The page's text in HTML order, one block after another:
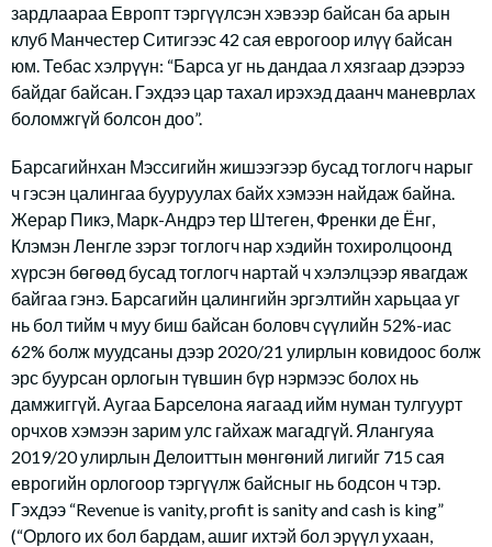
зардлаараа Европт тэргүүлсэн хэвээр байсан ба арын
клуб Манчестер Ситигээс 42 сая еврогоор илүү байсан
юм. Тебас хэлрүүн: “Барса уг нь дандаа л хязгаар дээрээ
байдаг байсан. Гэхдээ цар тахал ирэхэд даанч маневрлах
боломжгүй болсон доо”.
Барсагийнхан Мэссигийн жишээгээр бусад тоглогч нарыг
ч гэсэн цалингаа бууруулах байх хэмээн найдаж байна.
Жерар Пикэ, Марк-Андрэ тер Штеген, Френки де Ёнг,
Клэмэн Ленгле зэрэг тоглогч нар хэдийн тохиролцоонд
хүрсэн бөгөөд бусад тоглогч нартай ч хэлэлцээр явагдаж
байгаа гэнэ. Барсагийн цалингийн эргэлтийн харьцаа уг
нь бол тийм ч муу биш байсан боловч сүүлийн 52%-иас
62% болж муудсаны дээр 2020/21 улирлын ковидоос болж
эрс буурсан орлогын түвшин бүр нэрмээс болох нь
дамжиггүй. Аугаа Барселона яагаад ийм нуман тулгуурт
орчхов хэмээн зарим улс гайхаж магадгүй. Ялангуяа
2019/20 улирлын Делоиттын мөнгөний лигийг 715 сая
еврогийн орлогоор тэргүүлж байсныг нь бодсон ч тэр.
Гэхдээ “Revenue is vanity, profit is sanity and cash is king”
(“Орлого их бол бардам, ашиг ихтэй бол эрүүл ухаан,